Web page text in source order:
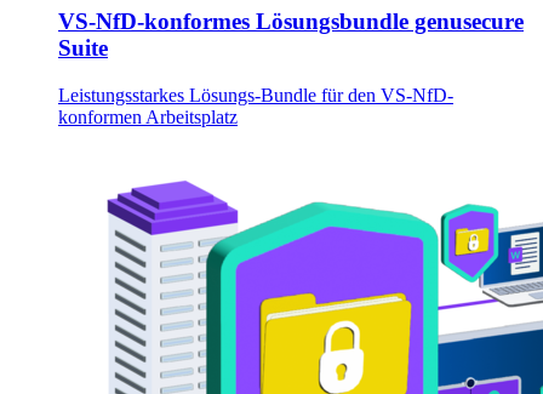
VS-NfD-konformes Lösungsbundle genusecure
Suite
Leistungsstarkes Lösungs-Bundle für den VS-NfD-
konformen Arbeitsplatz